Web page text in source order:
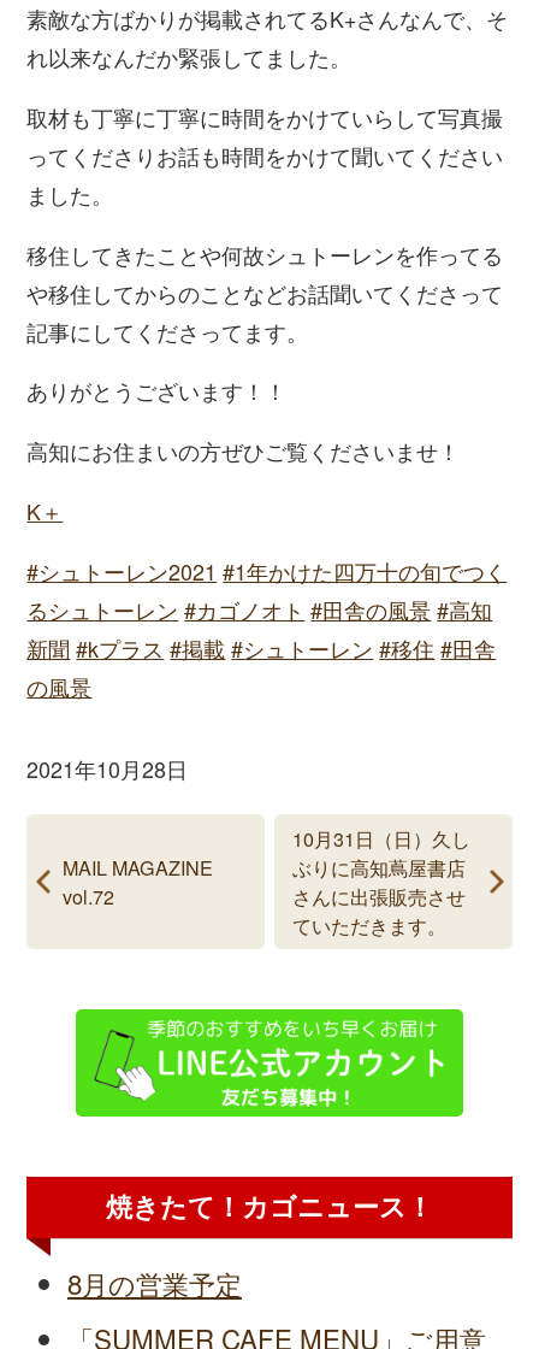
素敵な方ばかりが掲載されてるK+さんなんで、そ
れ以来なんだか緊張してました。
取材も丁寧に丁寧に時間をかけていらして写真撮
ってくださりお話も時間をかけて聞いてください
ました。
移住してきたことや何故シュトーレンを作ってる
や移住してからのことなどお話聞いてくださって
記事にしてくださってます。
ありがとうございます！！
高知にお住まいの方ぜひご覧くださいませ！
K＋
#シュトーレン2021 #1年かけた四万十の旬でつく
るシュトーレン #カゴノオト #田舎の風景 #高知
新聞 #kプラス #掲載 #シュトーレン #移住 #田舎
の風景
2021年10月28日
MAIL MAGAZINE
vol.72
10月31日（日）久し
ぶりに高知蔦屋書店
さんに出張販売させ
ていただきます。
焼きたて！カゴニュース！
8月の営業予定
「SUMMER CAFE MENU」ご用意